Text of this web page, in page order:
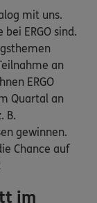
mit uns.
ERGO sind.
an
ERGO
Quartal an
B.
gewinnen.
Chance auf
im